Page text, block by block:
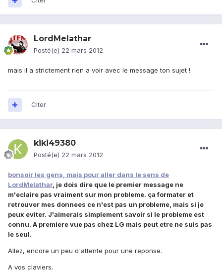
LordMelathar
Posté(e) 22 mars 2012
mais il a strictement rien a voir avec le message ton sujet !
Citer
kiki49380
Posté(e) 22 mars 2012
bonsoir les gens, mais pour aller dans le sens de
LordMelathar, je dois dire que le premier message ne
m'eclaire pas vraiment sur mon probleme. ça formater et
retrouver mes donnees ce n'est pas un probleme, mais si je
peux eviter. J'aimerais simplement savoir si le probleme est
connu. A premiere vue pas chez LG mais peut etre ne suis pas
le seul.
Allez, encore un peu d'attente pour une reponse.
A vos claviers.